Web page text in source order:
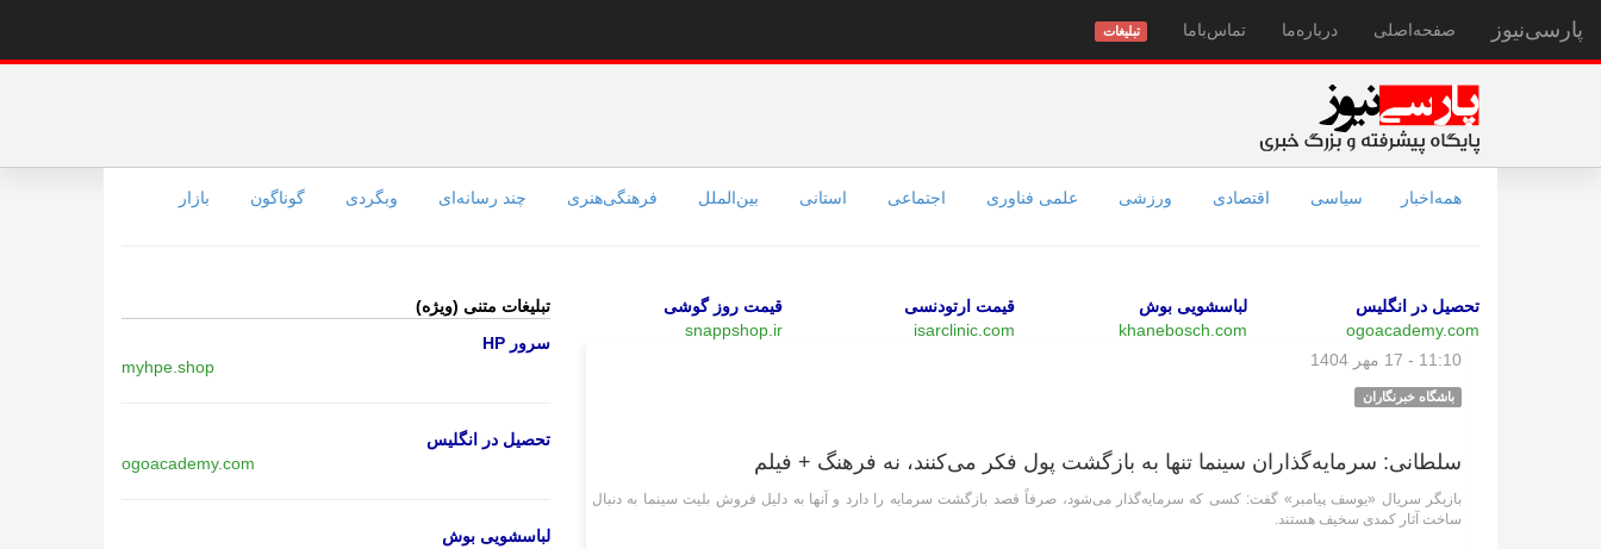
پارسی‌نیوز صفحه‌اصلی درباره‌ما تماس‌با‌ما تبلیغات
همه‌اخبار سیاسی اقتصادی ورزشی علمی فناوری اجتماعی استانی بین‌الملل فرهنگی‌هنری چند رسانه‌ای وبگردی گوناگون بازار
تحصیل در انگلیس
ogoacademy.com
لباسشویی بوش
khanebosch.com
قیمت ارتودنسی
isarclinic.com
قیمت روز گوشی
snappshop.ir
11:10 - 17 مهر 1404
باشگاه خبرنگاران
سلطانی: سرمایه‌گذاران سینما تنها به بازگشت پول فکر می‌کنند، نه فرهنگ + فیلم
بازیگر سریال «یوسف پیامبر» گفت: کسی که سرمایه‌گذار می‌شود، صرفاً قصد بازگشت سرمایه را دارد و آنها به دلیل فروش بلیت سینما به دنبال
ساخت آثار کمدی سخیف هستند.
تبلیغات متنی (ویژه)
سرور HP
myhpe.shop
تحصیل در انگلیس
ogoacademy.com
لباسشویی بوش